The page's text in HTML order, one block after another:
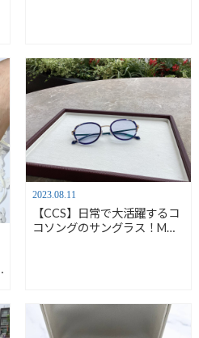
2023.08.11
【CCS】日常で大活躍するコ
コソングのサングラス！M様